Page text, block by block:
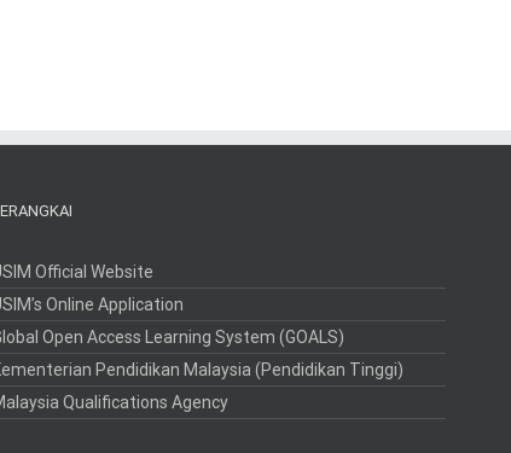
Official Website
Online Application
Open Access Learning System (GOALS)
Pendidikan Malaysia (Pendidikan Tinggi)
Qualifications Agency